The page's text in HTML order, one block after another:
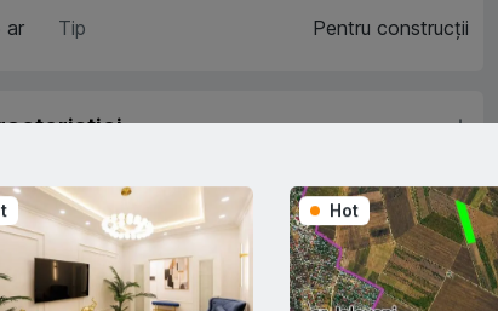
ar Tip Pentru construcții
Hot